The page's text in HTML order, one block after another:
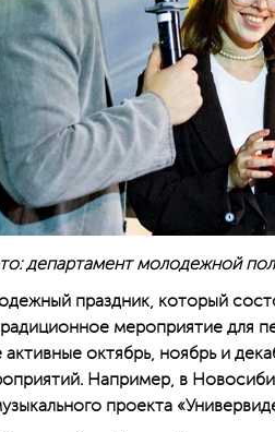
департамент молодежной
праздник, который
мероприятие для
октябрь, ноябрь и
Например, в
проекта